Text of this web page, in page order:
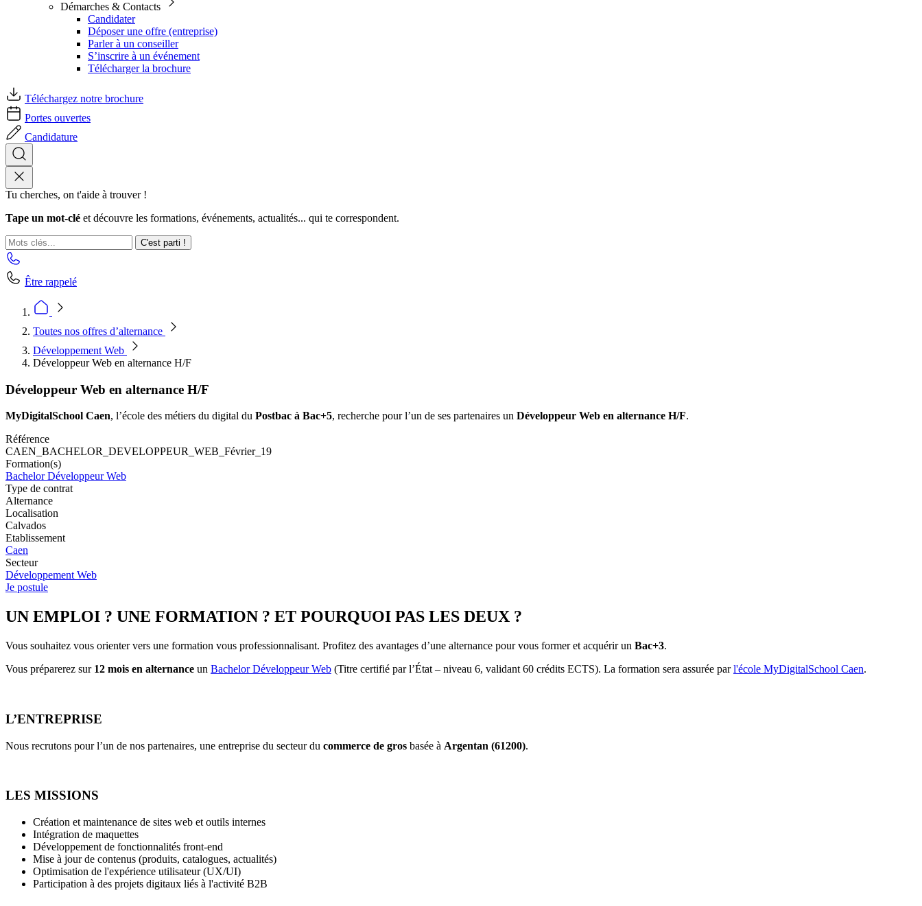
Démarches & Contacts
Candidater
Déposer une offre (entreprise)
Parler à un conseiller
S’inscrire à un événement
Télécharger la brochure
Téléchargez notre brochure
Portes ouvertes
Candidature
Tu cherches, on t'aide à trouver !
Tape un mot-clé et découvre les formations, événements, actualités... qui te correspondent.
C'est parti !
Être rappelé
Toutes nos offres d’alternance
Développement Web
Développeur Web en alternance H/F
Développeur Web en alternance H/F
MyDigitalSchool Caen, l’école des métiers du digital du Postbac à Bac+5, recherche pour l’un de ses partenaires un Développeur Web en alternance H/F.
Référence
CAEN_BACHELOR_DEVELOPPEUR_WEB_Février_19
Formation(s)
Bachelor Développeur Web
Type de contrat
Alternance
Localisation
Calvados
Etablissement
Caen
Secteur
Développement Web
Je postule
UN EMPLOI ? UNE FORMATION ? ET POURQUOI PAS LES DEUX ?
Vous souhaitez vous orienter vers une formation vous professionnalisant. Profitez des avantages d’une alternance pour vous former et acquérir un Bac+3.
Vous préparerez sur 12 mois en alternance un Bachelor Développeur Web (Titre certifié par l’État – niveau 6, validant 60 crédits ECTS). La formation sera assurée parl'école MyDigitalSchool Caen.
L’ENTREPRISE
Nous recrutons pour l’un de nos partenaires, une entreprise du secteur du commerce de gros basée à Argentan (61200).
LES MISSIONS
Création et maintenance de sites web et outils internes
Intégration de maquettes
Développement de fonctionnalités front-end
Mise à jour de contenus (produits, catalogues, actualités)
Optimisation de l'expérience utilisateur (UX/UI)
Participation à des projets digitaux liés à l'activité B2B